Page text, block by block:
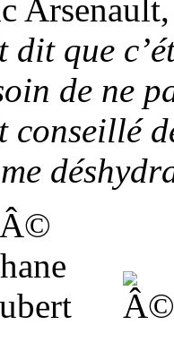
dit que
de ne
conseillé